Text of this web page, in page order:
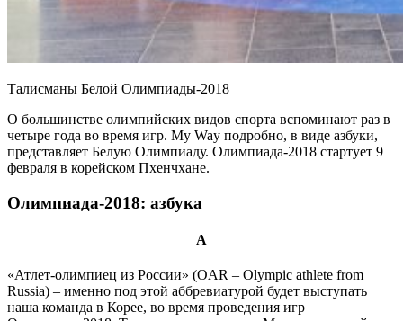
Талисманы Белой Олимпиады-2018
О большинстве олимпийских видов спорта вспоминают раз в
четыре года во время игр. My Way подробно, в виде азбуки,
представляет Белую Олимпиаду. Олимпиада-2018 стартует 9
февраля в корейском Пхенчхане.
Олимпиада-2018: азбука
А
«Атлет-олимпиец из России» (OAR – Olympic athlete from
Russia) – именно под этой аббревиатурой будет выступать
наша команда в Корее, во время проведения игр